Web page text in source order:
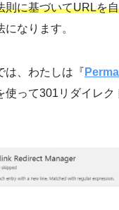
則に基づいてURLを
なります。
は、わたしは『
使って301リダイレク